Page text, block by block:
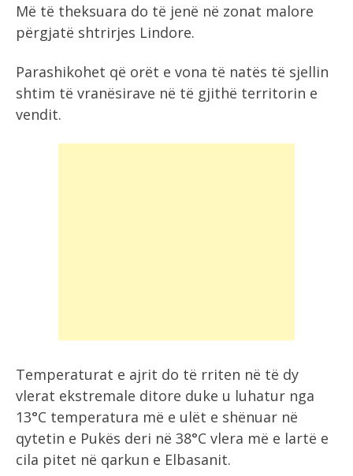
Më të theksuara do të jenë në zonat malore
përgjatë shtrirjes Lindore.
Parashikohet që orët e vona të natës të sjellin
shtim të vranësirave në të gjithë territorin e
vendit.
Temperaturat e ajrit do të rriten në të dy
vlerat ekstremale ditore duke u luhatur nga
13°C temperatura më e ulët e shënuar në
qytetin e Pukës deri në 38°C vlera më e lartë e
cila pitet në qarkun e Elbasanit.